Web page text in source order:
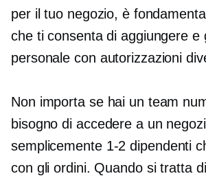
per il tuo negozio, è
che ti consenta di aggiungere e
personale con autorizzazioni
Non importa se hai un team
bisogno di accedere a un
semplicemente 1-2 dipendenti
con gli ordini. Quando si tratta